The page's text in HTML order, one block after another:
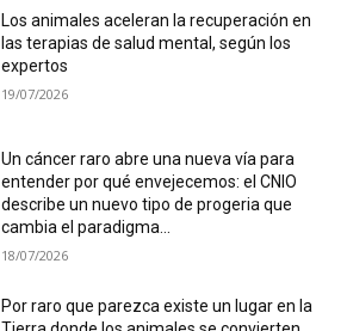
Los animales aceleran la recuperación en
las terapias de salud mental, según los
expertos
19/07/2026
Un cáncer raro abre una nueva vía para
entender por qué envejecemos: el CNIO
describe un nuevo tipo de progeria que
cambia el paradigma...
18/07/2026
Por raro que parezca existe un lugar en la